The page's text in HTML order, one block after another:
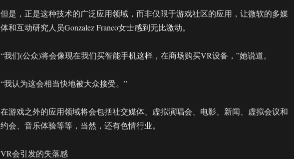
但是，正是这种技术的广泛应用领域，而非仅限于游戏社区的应用，让微软的多媒
体和互动研究人员Gonzalez Franco女士感到无比激动。
“我们(公众)将会像现在我们买智能手机这样，在商场购买VR设备，”她说道。
“我认为这会相当快地被大众接受。”
在游戏之外的应用领域将会包括社交媒体、虚拟演唱会、电影、新闻、虚拟会议和
约会、音乐体验等等，当然，还有色情行业。
VR会引发的失落感